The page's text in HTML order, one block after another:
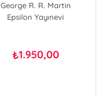
George R. R. Martin
Elio Garcia
Epsilon Yayınevi
₺1.950,00